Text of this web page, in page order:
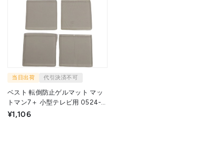
当日出荷 代引決済不可
ベスト 転倒防止ゲルマット マッ
トマン7＋ 小型テレビ用 0524-
009 1パック ▼733-2606
¥1,106